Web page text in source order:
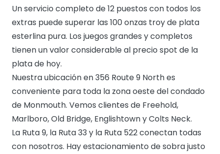
Un servicio completo de 12 puestos con todos los
extras puede superar las 100 onzas troy de plata
esterlina pura. Los juegos grandes y completos
tienen un valor considerable al precio spot de la
plata de hoy.
Nuestra ubicación en 356 Route 9 North es
conveniente para toda la zona oeste del condado
de Monmouth. Vemos clientes de Freehold,
Marlboro, Old Bridge, Englishtown y Colts Neck.
La Ruta 9, la Ruta 33 y la Ruta 522 conectan todas
con nosotros. Hay estacionamiento de sobra justo